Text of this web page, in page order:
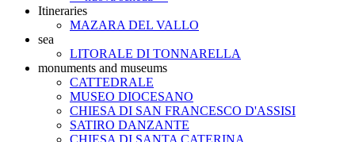
Itineraries
MAZARA DEL VALLO
sea
LITORALE DI TONNARELLA
monuments and museums
CATTEDRALE
MUSEO DIOCESANO
CHIESA DI SAN FRANCESCO D'ASSISI
SATIRO DANZANTE
CHIESA DI SANTA CATERINA